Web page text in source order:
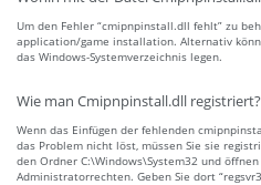
Um den Fehler “cmipnpinstall.dll fehlt” zu
application/game installation. Alternativ
das Windows-Systemverzeichnis legen.
Wie man Cmipnpinstall.dll registriert?
Wenn das Einfügen der fehlenden
das Problem nicht löst, müssen Sie sie
den Ordner C:\Windows\System32 und
Administratorrechten. Geben Sie dort